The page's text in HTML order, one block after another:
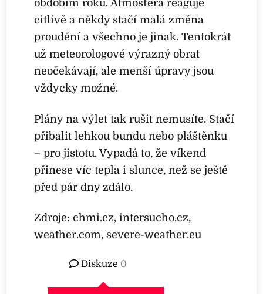
obdobím roku. Atmosféra reaguje
citlivě a někdy stačí malá změna
proudění a všechno je jinak. Tentokrát
už meteorologové výrazný obrat
neočekávají, ale menší úpravy jsou
vždycky možné.
Plány na výlet tak rušit nemusíte. Stačí
přibalit lehkou bundu nebo pláštěnku
– pro jistotu. Vypadá to, že víkend
přinese víc tepla i slunce, než se ještě
před pár dny zdálo.
Zdroje: chmi.cz, intersucho.cz,
weather.com, severe-weather.eu
Diskuze 0